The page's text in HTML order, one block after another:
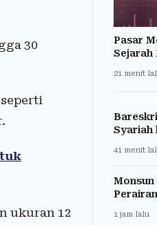
30
ukuran 12
Pasar
Sejarah
21 menit
Syariah
41 menit
1 jam lalu